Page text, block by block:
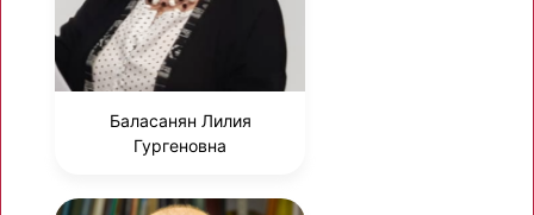
Баласанян Лилия
Гургеновна